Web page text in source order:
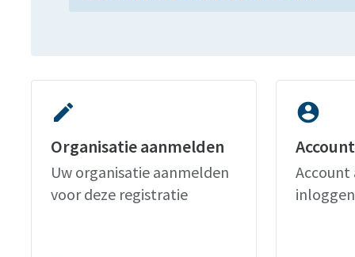
edit
Organisatie aanmelden
Uw organisatie aanmelden
voor deze registratie
account_circle
Account
Account